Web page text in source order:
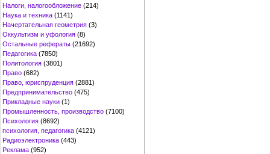
Налоги, налогообложение (214)
Наука и техника (1141)
Начертательная геометрия (3)
Оккультизм и уфология (8)
Остальные рефераты (21692)
Педагогика (7850)
Политология (3801)
Право (682)
Право, юриспруденция (2881)
Предпринимательство (475)
Прикладные науки (1)
Промышленность, производство (7100)
Психология (8692)
психология, педагогика (4121)
Радиоэлектроника (443)
Реклама (952)